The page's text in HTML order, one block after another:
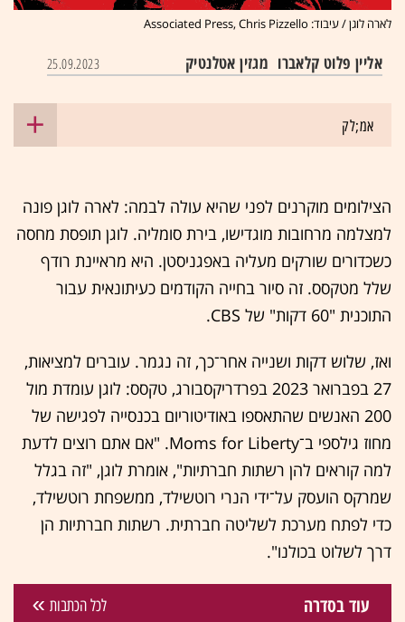
לארה לוגן / עיבוד: Associated Press, Chris Pizzello
אליין פלוט קלאברו מגזין אטלנטיק 25.09.2023
אמ;לק
הצילומים מוקרנים לפני שהיא עולה לבמה: לארה לוגן פונה
למצלמה מרחובות מוגדישו, בירת סומליה. לוגן תופסת מחסה
כשכדורים שורקים מעליה באפגניסטן. היא מראיינת רודף
שלל מטקסס. זה סיור בחייה הקודמים כעיתונאית עבור
התוכנית "60 דקות" של CBS.
ואז, שלוש דקות ושנייה אחר־כך, זה נגמר. עוברים למציאות,
27 בפברואר 2023 בפרדריקסבורג, טקסס: לוגן עומדת מול
200 האנשים שהתאספו באודיטוריום בכנסייה לפגישה של
מחוז גילספי ב־Moms for Liberty. "אם אתם רוצים לדעת
למה קוראים להן רשתות חברתיות", אומרת לוגן, "זה בגלל
שמרקס הועסק על־ידי הנרי רוטשילד, ממשפחת רוטשילד,
כדי לפתח מערכת לשליטה חברתית. רשתות חברתיות הן
דרך לשלוט בכולנו".
עוד בסדרה לכל הכתבות